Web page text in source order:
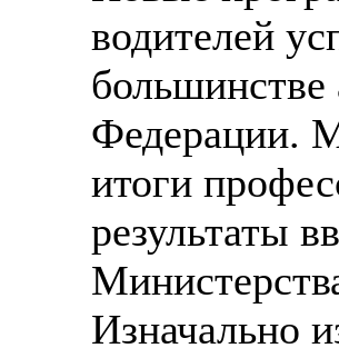
водителей
большинстве
Федерации.
итоги
результаты
Изначально